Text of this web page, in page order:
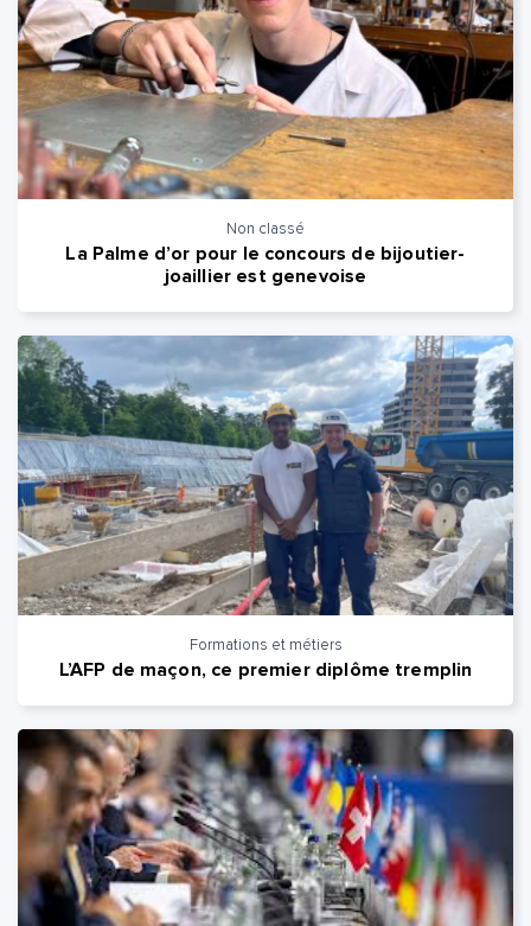
Non classé
La Palme d’or pour le concours de bijoutier-
joaillier est genevoise
Formations et métiers
L’AFP de maçon, ce premier diplôme tremplin